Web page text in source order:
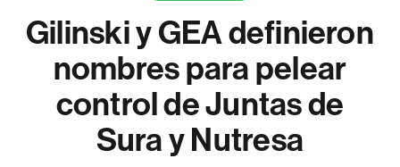
Gilinski y GEA definieron
nombres para pelear
control de Juntas de
Sura y Nutresa